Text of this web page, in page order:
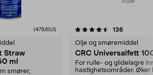
(479,60/l)
Straw
ml
smører,
136
Olje og smøremiddel
CRC
For rulle- og glidelagre
hastighetsområder. Øker
4.5 av 5 stjerner